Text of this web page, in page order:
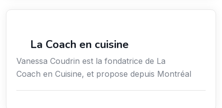
La Coach en cuisine
Vanessa Coudrin est la fondatrice de La
Coach en Cuisine, et propose depuis Montréal